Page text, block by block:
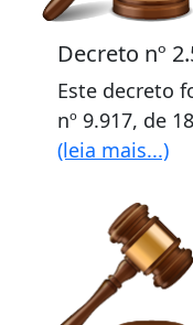
Decreto nº
Este decreto
nº 9.917, de
(leia mais...)